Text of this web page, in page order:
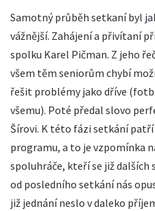
Samotný průběh setkaní byl
vážnější. Zahájení a přivítaní
spolku Karel Pičman. Z jeho
všem těm seniorům chybí
řešit problémy jako dříve
všemu). Poté předal slovo
Šírovi. K této fázi setkání
programu, a to je vzpomínka
spoluhráče, kteří se již dalších
od posledního setkání nás
již jednání neslo v daleko